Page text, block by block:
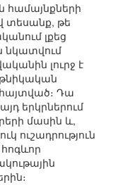
համայնքների
տեսանք, թե
լքեց
նկատվում
լուրջ է
Դա
երկրներում
մասին և,
ուշադրություն